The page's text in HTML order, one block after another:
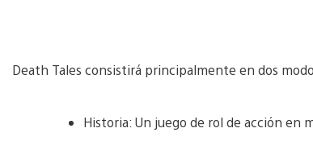
Death Tales consistirá principalmente en dos
Historia: Un juego de rol de acción en